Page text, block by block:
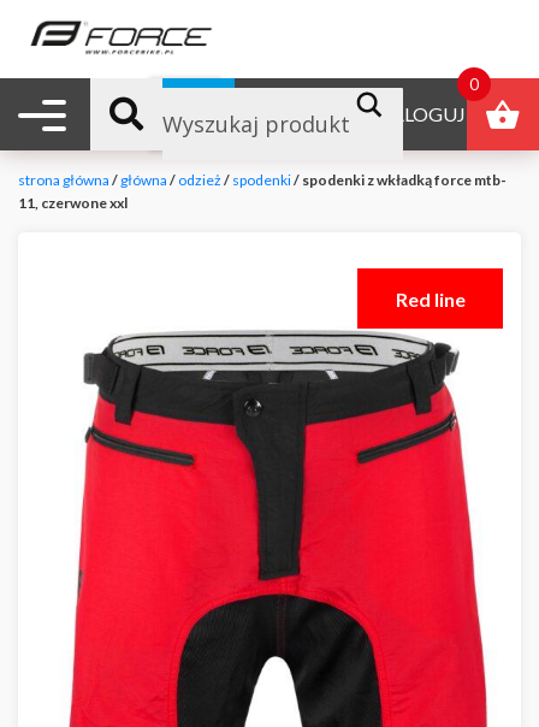
Nawigacja mobilna ZALOGUJ
B2B
strona główna / główna / odzież / spodenki/ spodenki z wkładką force mtb-
11, czerwone xxl
Red line
0